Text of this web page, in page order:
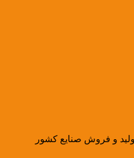
و فروش صنایع کشور